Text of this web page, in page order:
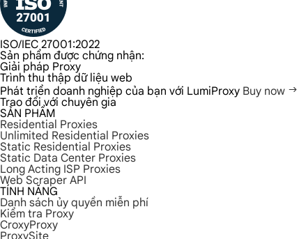
ISO/IEC 27001:2022
Sản phẩm được chứng nhận:
Giải pháp Proxy
Trình thu thập dữ liệu web
Phát triển doanh nghiệp của bạn với LumiProxy Buy now
Trao đổi với chuyên gia
SẢN PHẨM
Residential Proxies
Unlimited Residential Proxies
Static Residential Proxies
Static Data Center Proxies
Long Acting ISP Proxies
Web Scraper API
TÍNH NĂNG
Danh sách ủy quyền miễn phí
Kiểm tra Proxy
CroxyProxy
ProxySite